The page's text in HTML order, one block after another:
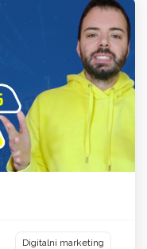
Digitalni marketing